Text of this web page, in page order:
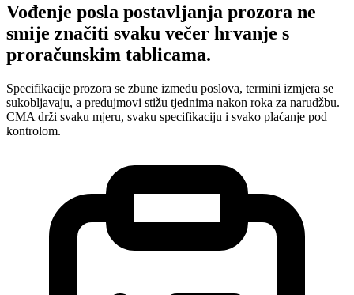
Vođenje posla postavljanja prozora ne
smije značiti svaku večer hrvanje s
proračunskim tablicama.
Specifikacije prozora se zbune između poslova, termini izmjera se
sukobljavaju, a predujmovi stižu tjednima nakon roka za narudžbu.
CMA drži svaku mjeru, svaku specifikaciju i svako plaćanje pod
kontrolom.